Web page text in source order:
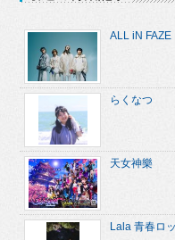
ALL iN FAZE
らくなつ
天女神樂
Lala 青春ロ